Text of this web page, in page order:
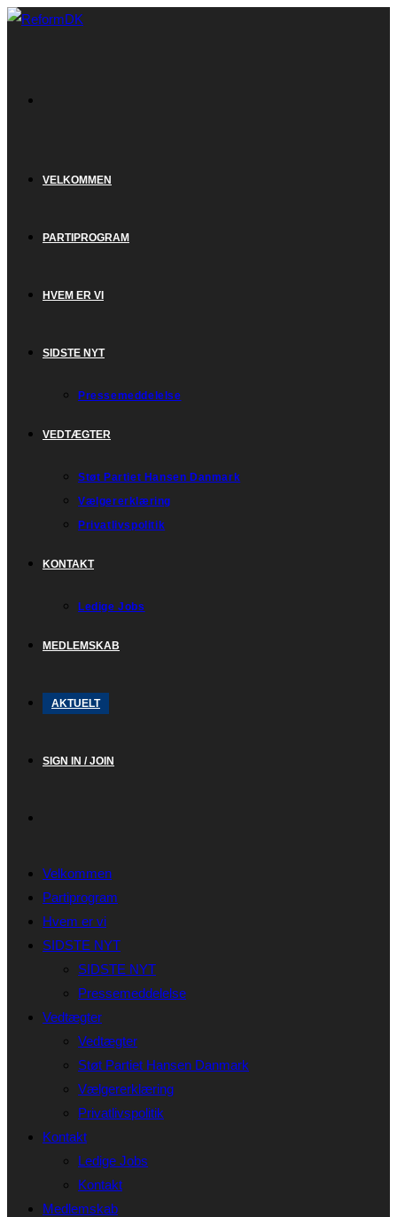
Skip
VELKOMMEN
PARTIPROGRAM
HVEM ER VI
SIDSTE NYT
Pressemeddelelse
VEDTÆGTER
Støt Partiet Hansen Danmark
Vælgererklæring
Privatlivspolitik
KONTAKT
Ledige Jobs
MEDLEMSKAB
AKTUELT
SIGN IN / JOIN
Velkommen
Partiprogram
Hvem er vi
SIDSTE NYT
SIDSTE NYT
Pressemeddelelse
Vedtægter
Vedtægter
Støt Partiet Hansen Danmark
Vælgererklæring
Privatlivspolitik
Kontakt
Ledige Jobs
Kontakt
Medlemskab